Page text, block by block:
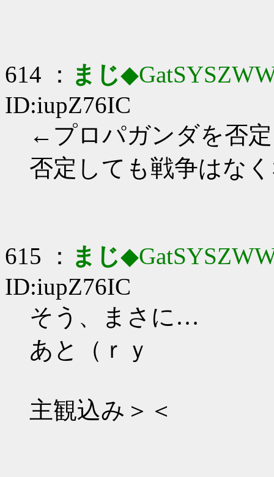
614 ： まじ
ID:iupZ76IC
←プロパガンダを否
否定しても戦争はな
615 ： まじ
ID:iupZ76IC
そう、まさに…
あと（ｒｙ
主観込み＞＜